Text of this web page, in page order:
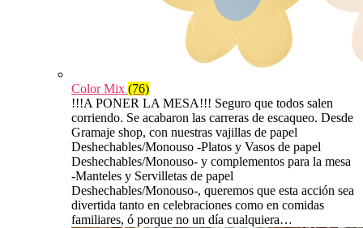
Color Mix (76)
!!!A PONER LA MESA!!! Seguro que todos salen
corriendo. Se acabaron las carreras de escaqueo. Desde
Gramaje shop, con nuestras vajillas de papel
Deshechables/Monouso -Platos y Vasos de papel
Deshechables/Monouso- y complementos para la mesa
-Manteles y Servilletas de papel
Deshechables/Monouso-, queremos que esta acción sea
divertida tanto en celebraciones como en comidas
familiares, ó porque no un día cualquiera…